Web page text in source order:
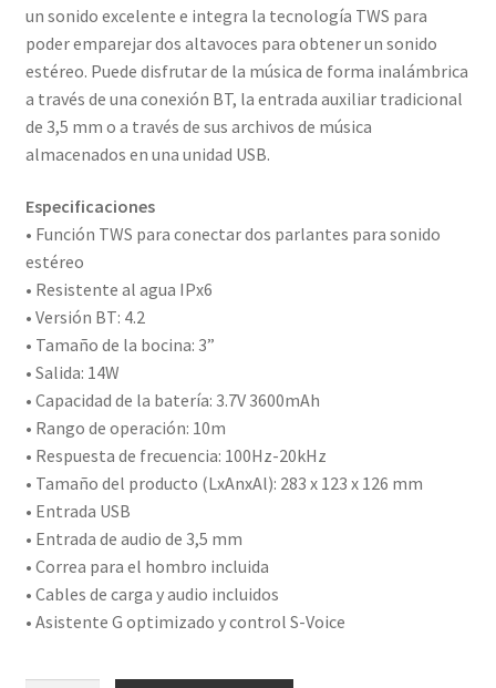
un sonido excelente e integra la tecnología TWS para
poder emparejar dos altavoces para obtener un sonido
estéreo. Puede disfrutar de la música de forma inalámbrica
a través de una conexión BT, la entrada auxiliar tradicional
de 3,5 mm o a través de sus archivos de música
almacenados en una unidad USB.
Especificaciones
• Función TWS para conectar dos parlantes para sonido
estéreo
• Resistente al agua IPx6
• Versión BT: 4.2
• Tamaño de la bocina: 3”
• Salida: 14W
• Capacidad de la batería: 3.7V 3600mAh
• Rango de operación: 10m
• Respuesta de frecuencia: 100Hz-20kHz
• Tamaño del producto (LxAnxAl): 283 x 123 x 126 mm
• Entrada USB
• Entrada de audio de 3,5 mm
• Correa para el hombro incluida
• Cables de carga y audio incluidos
• Asistente G optimizado y control S-Voice